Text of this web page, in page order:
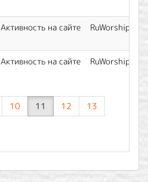
Активность на сайте RuWorship
Активность на сайте RuWorship
10 11 12
13